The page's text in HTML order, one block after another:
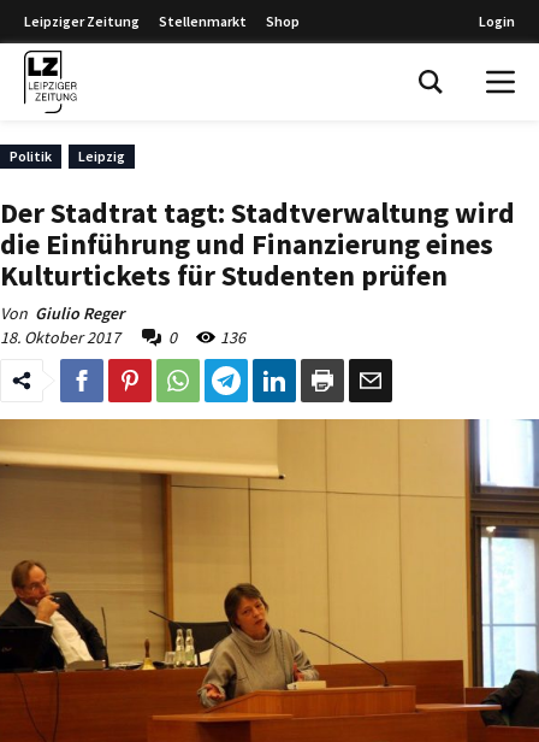
Leipziger Zeitung Stellenmarkt Shop Login
Politik Leipzig
Der Stadtrat tagt: Stadtverwaltung wird
die Einführung und Finanzierung eines
Kulturtickets für Studenten prüfen
Von Giulio Reger
18. Oktober 2017
0 136